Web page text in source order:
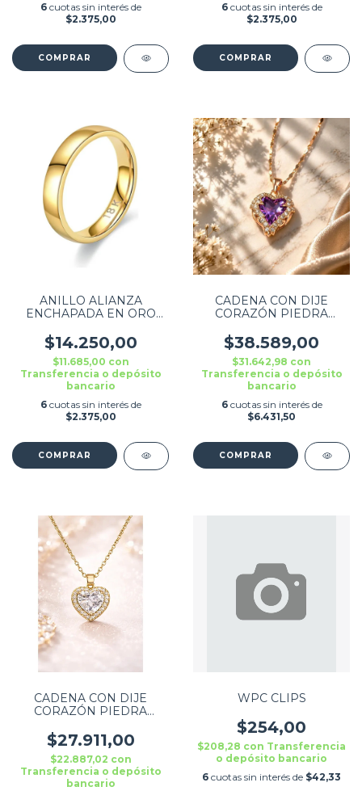
6 cuotas sin interés de
$2.375,00
6 cuotas sin interés de
$2.375,00
ANILLO ALIANZA
ENCHAPADA EN ORO
$14.250,00
$11.685,00 con
Transferencia o depósito
bancario
6 cuotas sin interés de
$2.375,00
CADENA CON DIJE
CORAZÓN PIEDRA
$38.589,00
$31.642,98 con
Transferencia o depósito
bancario
6 cuotas sin interés de
$6.431,50
CADENA CON DIJE
CORAZÓN PIEDRA
$27.911,00
$22.887,02 con
Transferencia o depósito
bancario
WPC CLIPS
$254,00
$208,28 con Transferencia
o depósito bancario
6 cuotas sin interés de $42,33